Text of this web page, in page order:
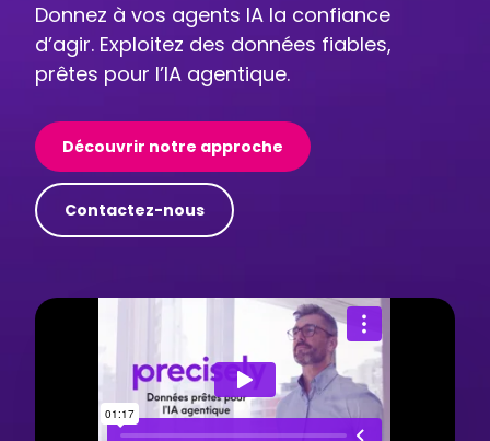
Donnez à vos agents IA la confiance
d’agir. Exploitez des données fiables,
prêtes pour l’IA agentique.
Découvrir notre approche
Contactez-nous